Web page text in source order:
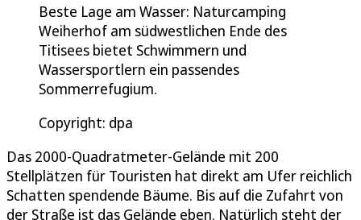
Beste Lage am Wasser: Naturcamping
Weiherhof am südwestlichen Ende des
Titisees bietet Schwimmern und
Wassersportlern ein passendes
Sommerrefugium.
Copyright: dpa
Das 2000-Quadratmeter-Gelände mit 200
Stellplätzen für Touristen hat direkt am Ufer reichlich
Schatten spendende Bäume. Bis auf die Zufahrt von
der Straße ist das Gelände eben. Natürlich steht der